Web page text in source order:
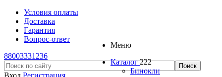
Условия оплаты
Доставка
Гарантия
Вопрос-ответ
88003331236
Вход Регистрация
Меню
Каталог 222
Бинокли